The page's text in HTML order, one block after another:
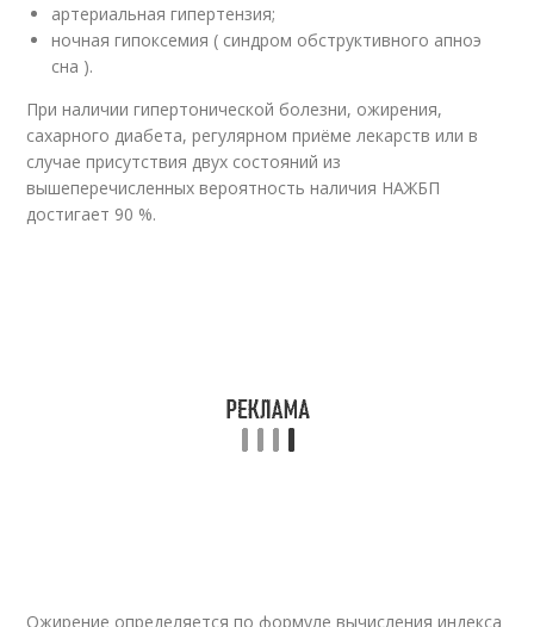
артериальная гипертензия;
ночная гипоксемия ( синдром обструктивного апноэ
сна ).
При наличии гипертонической болезни, ожирения,
сахарного диабета, регулярном приёме лекарств или в
случае присутствия двух состояний из
вышеперечисленных вероятность наличия НАЖБП
достигает 90 %.
Ожирение определяется по формуле вычисления индекса